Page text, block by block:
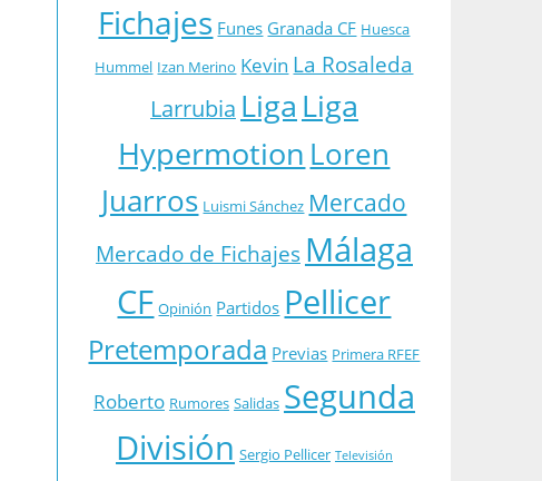
Fichajes Funes Granada CF Huesca
Hummel Izan Merino Kevin La Rosaleda
Larrubia Liga Liga
Hypermotion Loren
Juarros Luismi Sánchez Mercado
Mercado de Fichajes Málaga
CF Opinión Partidos Pellicer
Pretemporada Previas Primera RFEF
Roberto Rumores Salidas Segunda
División Sergio Pellicer Televisión